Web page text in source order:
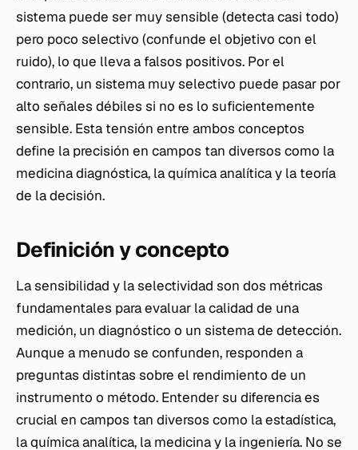
sistema puede ser muy sensible (detecta casi todo)
pero poco selectivo (confunde el objetivo con el
ruido), lo que lleva a falsos positivos. Por el
contrario, un sistema muy selectivo puede pasar por
alto señales débiles si no es lo suficientemente
sensible. Esta tensión entre ambos conceptos
define la precisión en campos tan diversos como la
medicina diagnóstica, la química analítica y la teoría
de la decisión.
Definición y concepto
La sensibilidad y la selectividad son dos métricas
fundamentales para evaluar la calidad de una
medición, un diagnóstico o un sistema de detección.
Aunque a menudo se confunden, responden a
preguntas distintas sobre el rendimiento de un
instrumento o método. Entender su diferencia es
crucial en campos tan diversos como la estadística,
la química analítica, la medicina y la ingeniería. No se